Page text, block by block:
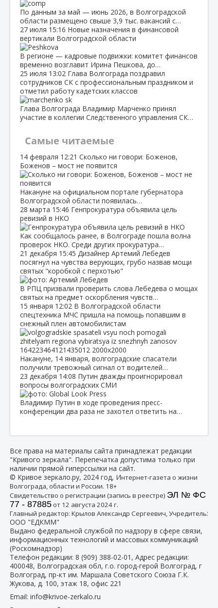
По данным за май — июнь 2026, в Волгоградской
области размещено свыше 3,9 тыс. вакансий с…
27 июля 15:16 Новые назначения в финансовой
вертикали Волгоградской области
В регионе — кадровые подвижки: комитет финансов
временно возглавит Ирина Пешкова, до…
25 июля 13:02 Глава Волгограда поздравил
сотрудников СК с профессиональным праздником и
отметил работу кадетских классов
Глава Волгограда Владимир Марченко принял
участие в коллегии Следственного управления СК…
Самые читаемые
14 февраля 12:21 Сколько ни говори: Боженов,
Боженов – мост не появится
Накануне на официальном портале губернатора
Волгоградской области появилась…
28 марта 15:46 Генпрокуратура объявила цель
ревизий в НКО
Как сообщалось ранее, в Волгограде пошла волна
проверок НКО. Среди других прокуратура…
21 декабря 15:45 Дизайнер Артемий Лебедев
посягнул на чувства верующих, грубо назвав мощи
святых "коробкой с перхотью"
В РПЦ призвали проверить слова Лебедева о мощах
святых на предмет оскорбления чувств…
15 января 12:02 В Волгоградской области
спецтехника МЧС пришла на помощь попавшим в
снежный плен автомобилистам
Накануне, 14 января, волгоградские спасатели
получили тревожный сигнал от водителей…
23 декабря 14:08 Путин дважды проигнорировал
вопросы волгоградских СМИ
Владимир Путин в ходе проведения пресс-
конференции два раза не захотел ответить на…
Все права на материалы сайта принадлежат редакции
"Кривого зеркала". Перепечатка допустима только при
наличии прямой гиперссылки на сайт.
© Кривое зеркало.ру, 2024 год, Интернет-газета о жизни
Волгограда, области и России. 18+
Свидетельство о регистрации (запись в реестре) ЭЛ № ФС
77 - 87885от 12 августа 2024 г.
Главный редактор: Крылов Александр Сергеевич, Учредитель:
ООО "ЕДКММ"
Выдано федеральной службой по надзору в сфере связи,
информационных технологий и массовых коммуникаций
(Роскомнадзор)
Телефон редакции: 8 (909) 388-02-01 , Адрес редакции:
400048, Волгоградская обл, г.о. город-герой Волгоград, г
Волгоград, пр-кт им. Маршала Советского Союза Г.К.
Жукова, д. 100, этаж 18, офис 221
Email: info@krivoe-zerkalo.ru